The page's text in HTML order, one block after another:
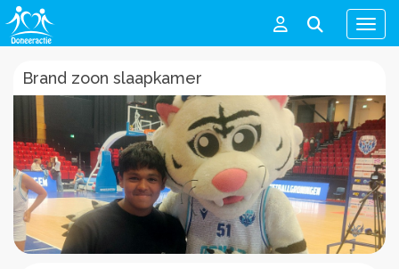
Menu
Brand zoon slaapkamer